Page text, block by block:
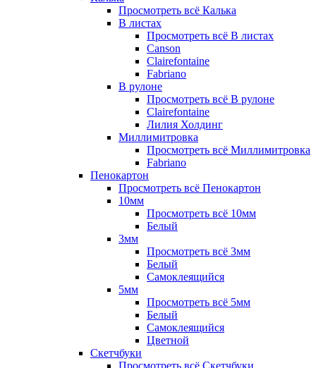
Просмотреть всё Калька
В листах
Просмотреть всё В листах
Canson
Clairefontaine
Fabriano
В рулоне
Просмотреть всё В рулоне
Clairefontaine
Лилия Холдинг
Миллимитровка
Просмотреть всё Миллимитровка
Fabriano
Пенокартон
Просмотреть всё Пенокартон
10мм
Просмотреть всё 10мм
Белый
3мм
Просмотреть всё 3мм
Белый
Самоклеящийся
5мм
Просмотреть всё 5мм
Белый
Самоклеящийся
Цветной
Скетчбуки
Просмотреть всё Скетчбуки